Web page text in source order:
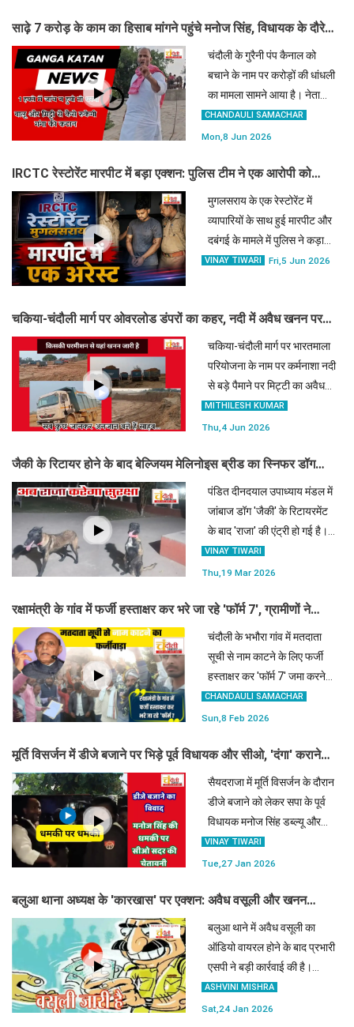
हंगामा
साढ़े 7 करोड़ के काम का हिसाब मांगने पहुंचे मनोज सिंह, विधायक के दौरे
के बाद किया ऐलान
चंदौली के गुरैनी पंप कैनाल को
बचाने के नाम पर करोड़ों की धांधली
का मामला सामने आया है। नेता
मनोज सिंह ने घटिया निर्माण का
वीडियो जारी कर प्रशासन को एक
बड़ा आंदोलन।
CHANDAULI SAMACHAR
Mon,8 Jun 2026
IRCTC रेस्टोरेंट मारपीट में बड़ा एक्शन: पुलिस टीम ने एक आरोपी को
दबोचा, फरार दबंगों की तलाश में ताबड़तोड़ छापेमारीमुगलसराय के एक रेस्टोरेंट में
व्यापारियों के साथ हुई मारपीट और
दबंगई के मामले में पुलिस ने कड़ा
रुख अपनाया है। अलीनगर और
हिरासत में ले लिया है
VINAY TIWARI Fri,5 Jun 2026
चकिया-चंदौली मार्ग पर ओवरलोड डंपरों का कहर, नदी में अवैध खनन पर
कब जागेगा चंदौली प्रशासन..देखें वीडियो ?
चकिया-चंदौली मार्ग पर भारतमाला
परियोजना के नाम पर कर्मनाशा नदी
से बड़े पैमाने पर मिट्टी का अवैध
खनन जारी है। तेज रफ्तार
ओवरलोड डंपरों के कारण 10 दिनों
ग्रामीणों मे
MITHILESH KUMAR
Thu,4 Jun 2026
जैकी के रिटायर होने के बाद बेल्जियम मेलिनोइस ब्रीड का स्निफर डॉग
'राजा' संभालेगा कमान
पंडित दीनदयाल उपाध्याय मंडल में
जांबाज डॉग 'जैकी' के रिटायरमेंट
के बाद 'राजा' की एंट्री हो गई है।
बेल्जियम मेलिनोइस नस्ल का यह
प्रशिक्षित स्निफर डॉग अब 10
घातक विस्फ
VINAY TIWARI
Thu,19 Mar 2026
रक्षामंत्री के गांव में फर्जी हस्ताक्षर कर भरे जा रहे 'फॉर्म 7', ग्रामीणों ने
आरोपी को रंगे हाथ पकड़ा, जानिए कौन रहा है फर्जीवाड़ाचंदौली के भभौरा गांव में मतदाता
सूची से नाम काटने के लिए फर्जी
हस्ताक्षर कर 'फॉर्म 7' जमा करने
का गंभीर मामला सामने आया है।
ग्रामीणों ने एक आरोपी को
जिसमें उसने सत्ताधारी दल
CHANDAULI SAMACHAR
Sun,8 Feb 2026
मूर्ति विसर्जन में डीजे बजाने पर भिड़े पूर्व विधायक और सीओ, 'दंगा' कराने
की दे डाली खुलेआम धमकी
सैयदराजा में मूर्ति विसर्जन के दौरान
डीजे बजाने को लेकर सपा के पूर्व
विधायक मनोज सिंह डब्ल्यू और
पुलिस के बीच जबरदस्त नोकझोंक
हुई। पूर्व विधायक की धमकी पर
VINAY TIWARI
Tue,27 Jan 2026
बलुआ थाना अध्यक्ष के 'कारखास' पर एक्शन: अवैध वसूली और खनन
माफिया से सांठगांठ के आरोप में सिपाही सस्पेंडबलुआ थाने में अवैध वसूली का
ऑडियो वायरल होने के बाद प्रभारी
एसपी ने बड़ी कार्रवाई की है।
थानाध्यक्ष के करीबी माने जाने वाले
सिपाही को लाइन हाजिर कर जांच
ASHVINI MISHRA
Sat,24 Jan 2026